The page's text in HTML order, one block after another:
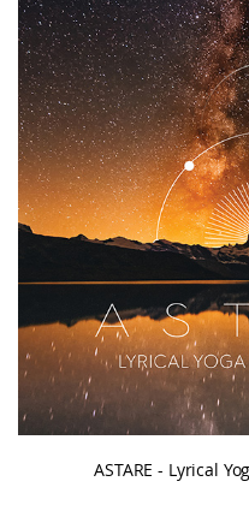
ASTARE - Lyrical